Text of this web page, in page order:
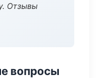
Отзывы
вопросы